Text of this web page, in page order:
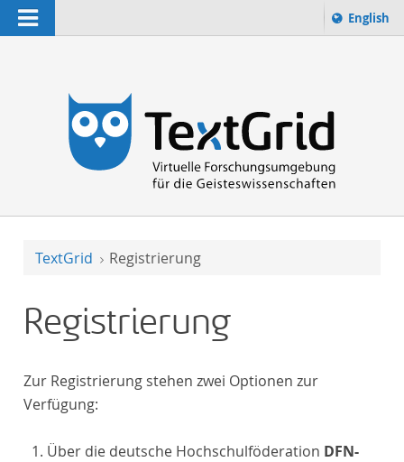
Navigation
zur Suche
Sprache
English
TextGrid Registrierung
Registrierung
Zur Registrierung stehen zwei Optionen zur
Verfügung:
Über die deutsche Hochschulföderation DFN-